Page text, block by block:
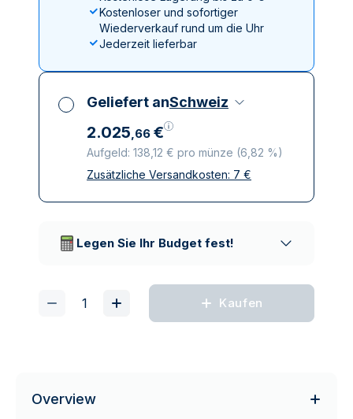
Kostenloser und sofortiger
Wiederverkauf rund um die Uhr
Jederzeit lieferbar
Geliefert anSchweiz
2.025,66 €
Aufgeld: 138,12 € pro münze (6,82 %)
Alle Steuern inbegriffen
Zusätzliche Versandkosten: 7 €
Legen Sie Ihr Budget fest!
Kaufen
Overview